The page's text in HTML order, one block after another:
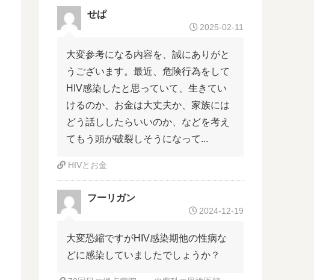
せぱ
2025-02-11
大変参考になる内容を、誠にありがと
うございます。最近、危険行為をして
HIV感染したと思っていて、生きてい
けるのか、お金は大丈夫か、家族には
どう話ししたらいいのか、などを考え
てもう頭が破裂しそうになって...
HIVとお金
フーリガン
2024-12-19
大変恐縮ですがHIV感染期他の性病な
どに感染していましたでしょうか？